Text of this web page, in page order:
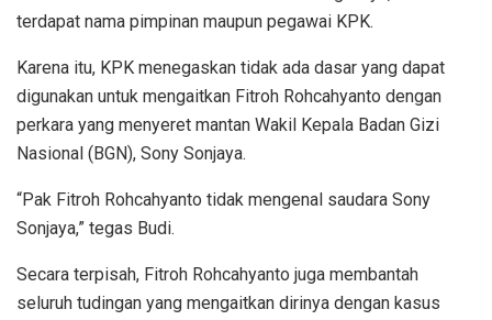
terdapat nama pimpinan maupun pegawai KPK.
Karena itu, KPK menegaskan tidak ada dasar yang dapat
digunakan untuk mengaitkan Fitroh Rohcahyanto dengan
perkara yang menyeret mantan Wakil Kepala Badan Gizi
Nasional (BGN), Sony Sonjaya.
“Pak Fitroh Rohcahyanto tidak mengenal saudara Sony
Sonjaya,” tegas Budi.
Secara terpisah, Fitroh Rohcahyanto juga membantah
seluruh tudingan yang mengaitkan dirinya dengan kasus